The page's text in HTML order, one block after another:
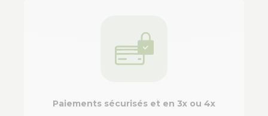
Paiements sécurisés et en 3x ou 4x